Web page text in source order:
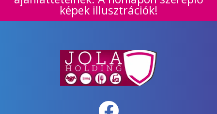
képek illusztrációk!